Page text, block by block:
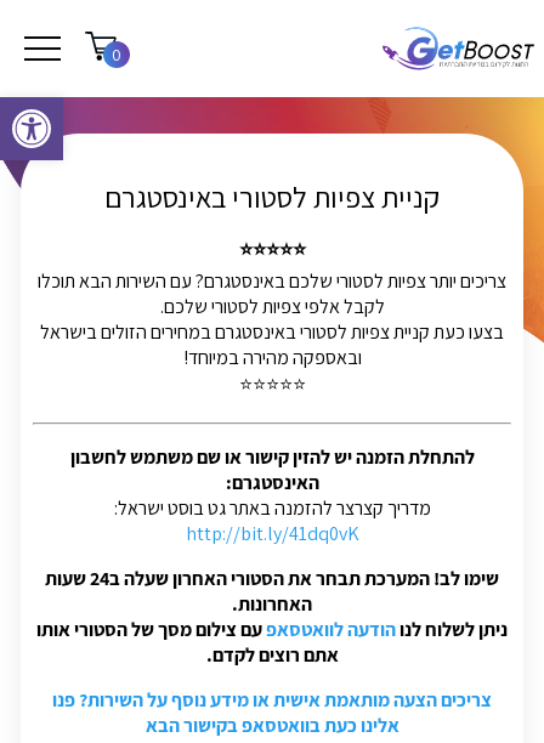
0
קניית צפיות לסטורי באינסטגרם
⭐⭐⭐⭐⭐
צריכים יותר צפיות לסטורי שלכם באינסטגרם? עם השירות הבא תוכלו
לקבל אלפי צפיות לסטורי שלכם.
בצעו כעת קניית צפיות לסטורי באינסטגרם במחירים הזולים בישראל
ובאספקה מהירה במיוחד!
⭐⭐⭐⭐⭐
להתחלת הזמנה יש להזין קישור או שם משתמש לחשבון
האינסטגרם:
מדריך קצרצר להזמנה באתר גט בוסט ישראל:
http://bit.ly/41dq0vK
שימו לב! המערכת תבחר את הסטורי האחרון שעלה ב24 שעות
האחרונות.
ניתן לשלוח לנוהודעה לוואטסאפעם צילום מסך של הסטורי אותו
אתם רוצים לקדם.
צריכים הצעה מותאמת אישית או מידע נוסף על השירות? פנו
אלינו כעת בוואטסאפ בקישור הבא
פתח סרגל נגישות